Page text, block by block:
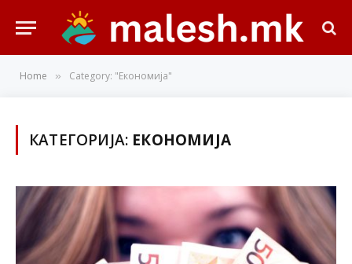
Home » Category: "Економија"
КАТЕГОРИЈА: ЕКОНОМИЈА